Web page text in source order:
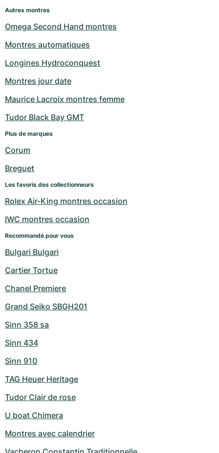
Autres montres
Omega Second Hand montres
Montres automatiques
Longines Hydroconquest
Montres jour date
Maurice Lacroix montres femme
Tudor Black Bay GMT
Plus de marques
Corum
Breguet
Les favoris des collectionneurs
Rolex Air-King montres occasion
IWC montres occasion
Recommandé pour vous
Bulgari Bulgari
Cartier Tortue
Chanel Premiere
Grand Seiko SBGH201
Sinn 358 sa
Sinn 434
Sinn 910
TAG Heuer Heritage
Tudor Clair de rose
U boat Chimera
Montres avec calendrier